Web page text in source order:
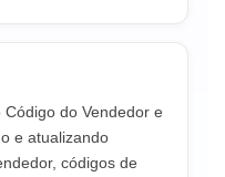
do Vendedor e
e atualizando
códigos de